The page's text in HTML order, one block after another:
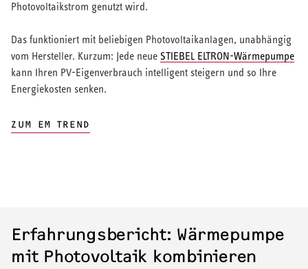
Photovoltaikstrom genutzt wird.
Das funktioniert mit beliebigen Photovoltaikanlagen, unabhängig
vom Hersteller. Kurzum: Jede neue STIEBEL ELTRON-Wärmepumpe
kann Ihren PV-Eigenverbrauch intelligent steigern und so Ihre
Energiekosten senken.
ZUM EM TREND
Erfahrungsbericht: Wärmepumpe
mit Photovoltaik kombinieren